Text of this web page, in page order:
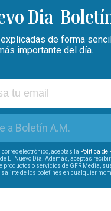
de forma
importante del día.
a Boletín A.M.
electrónico, aceptas la Política de
de El Nuevo Día. Además, aceptas
productos o servicios de GFR Media,
salirte de los boletines en cualquier